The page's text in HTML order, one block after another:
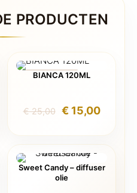
PRODUCTEN
AANBIEDING
BIANCA 120ML
€25,00
was:
€ 25,00.
€15,00Huidige
is:
Sweet Candy – diffuser
olie